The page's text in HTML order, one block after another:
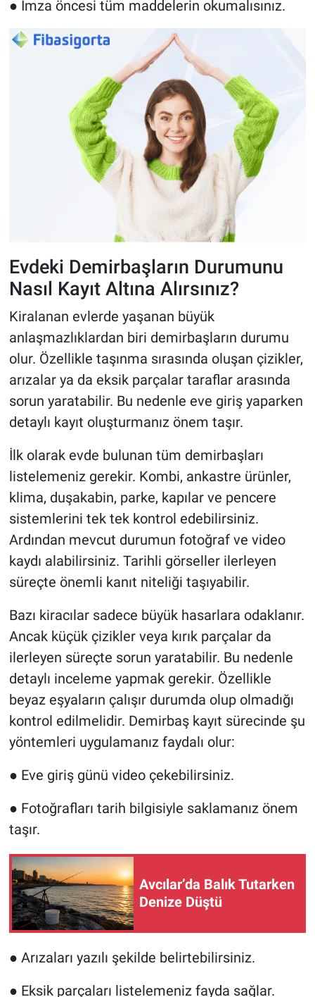
● İmza öncesi tüm maddelerin okumalısınız.
Evdeki Demirbaşların Durumunu
Nasıl Kayıt Altına Alırsınız?
Kiralanan evlerde yaşanan büyük
anlaşmazlıklardan biri demirbaşların durumu
olur. Özellikle taşınma sırasında oluşan çizikler,
arızalar ya da eksik parçalar taraflar arasında
sorun yaratabilir. Bu nedenle eve giriş yaparken
detaylı kayıt oluşturmanız önem taşır.
İlk olarak evde bulunan tüm demirbaşları
listelemeniz gerekir. Kombi, ankastre ürünler,
klima, duşakabin, parke, kapılar ve pencere
sistemlerini tek tek kontrol edebilirsiniz.
Ardından mevcut durumun fotoğraf ve video
kaydı alabilirsiniz. Tarihli görseller ilerleyen
süreçte önemli kanıt niteliği taşıyabilir.
Bazı kiracılar sadece büyük hasarlara odaklanır.
Ancak küçük çizikler veya kırık parçalar da
ilerleyen süreçte sorun yaratabilir. Bu nedenle
detaylı inceleme yapmak gerekir. Özellikle
beyaz eşyaların çalışır durumda olup olmadığı
kontrol edilmelidir. Demirbaş kayıt sürecinde şu
yöntemleri uygulamanız faydalı olur:
● Eve giriş günü video çekebilirsiniz.
● Fotoğrafları tarih bilgisiyle saklamanız önem
taşır.
Avcılar’da Balık Tutarken
Denize Düştü
● Arızaları yazılı şekilde belirtebilirsiniz.
● Eksik parçaları listelemeniz fayda sağlar.